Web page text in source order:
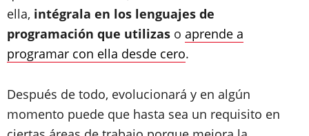
ella, intégrala en los lenguajes de
programación que utilizas o aprende a
programar con ella desde cero.
Después de todo, evolucionará y en algún
momento puede que hasta sea un requisito en